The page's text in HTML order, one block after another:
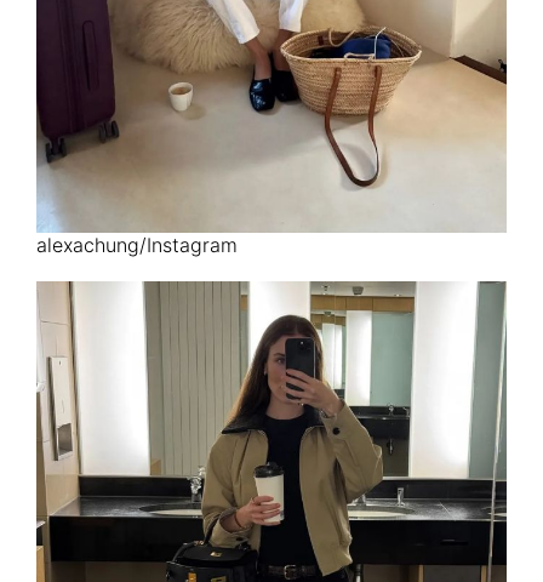
alexachung/Instagram